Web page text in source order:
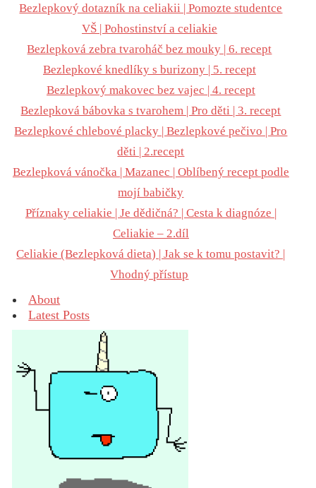
Bezlepkový dotazník na celiakii | Pomozte studentce
VŠ | Pohostinství a celiakie
Bezlepková zebra tvaroháč bez mouky | 6. recept
Bezlepkové knedlíky s burizony | 5. recept
Bezlepkový makovec bez vajec | 4. recept
Bezlepková bábovka s tvarohem | Pro děti | 3. recept
Bezlepkové chlebové placky | Bezlepkové pečivo | Pro
děti | 2.recept
Bezlepková vánočka | Mazanec | Oblíbený recept podle
mojí babičky
Příznaky celiakie | Je dědičná? | Cesta k diagnóze |
Celiakie – 2.díl
Celiakie (Bezlepková dieta) | Jak se k tomu postavit? |
Vhodný přístup
About
Latest Posts